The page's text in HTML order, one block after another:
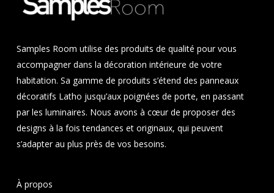
Samples Room utilise des produits de qualité pour vous
accompagner dans la décoration intérieure de votre
habitation. Sa gamme de produits s’étend des panneaux
décoratifs Latho jusqu’aux poignées de porte, en passant
par les luminaires. Nous avons à cœur de proposer des
designs à la fois tendances et originaux, qui peuvent
s’adapter au plus près de vos besoins.
À propos